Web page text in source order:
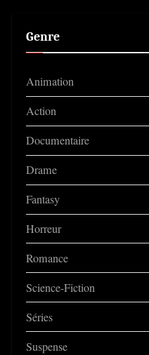
Genre
Animation
Action
Documentaire
Drame
Fantasy
Horreur
Romance
Science-Fiction
Séries
Suspense